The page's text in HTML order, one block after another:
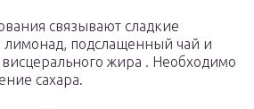
связывают сладкие
лимонад, подслащенный чай и
жира . Необходимо
сахара.